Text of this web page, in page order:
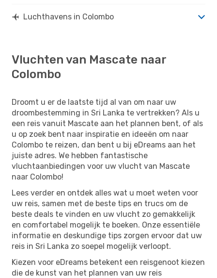
Luchthavens in Colombo
Vluchten van Mascate naar
Colombo
Droomt u er de laatste tijd al van om naar uw
droombestemming in Sri Lanka te vertrekken? Als u
een reis vanuit Mascate aan het plannen bent, of als
u op zoek bent naar inspiratie en ideeën om naar
Colombo te reizen, dan bent u bij eDreams aan het
juiste adres. We hebben fantastische
vluchtaanbiedingen voor uw vlucht van Mascate
naar Colombo!
Lees verder en ontdek alles wat u moet weten voor
uw reis, samen met de beste tips en trucs om de
beste deals te vinden en uw vlucht zo gemakkelijk
en comfortabel mogelijk te boeken. Onze essentiële
informatie en deskundige tips zorgen ervoor dat uw
reis in Sri Lanka zo soepel mogelijk verloopt.
Kiezen voor eDreams betekent een reisgenoot kiezen
die de kunst van het plannen van uw reis